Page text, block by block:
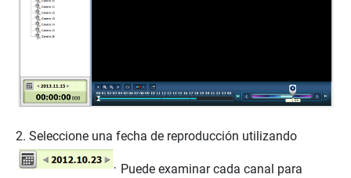
2. Seleccione una fecha de reproducción utilizando
Puede examinar cada canal para